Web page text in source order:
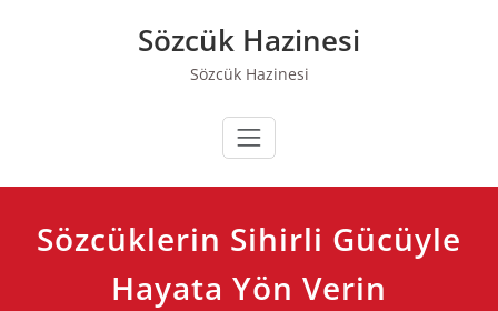
Sözcük Hazinesi
Sözcük Hazinesi
Sözcüklerin Sihirli Gücüyle
Hayata Yön Verin